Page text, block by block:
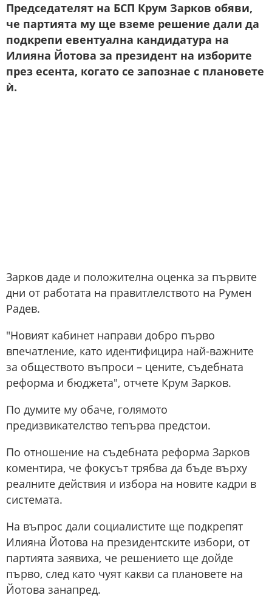
Председателят на БСП Крум Зарков обяви,
че партията му ще вземе решение дали да
подкрепи евентуална кандидатура на
Илияна Йотова за президент на изборите
през есента, когато се запознае с плановете
ѝ.
Зарков даде и положителна оценка за първите
дни от работата на правитлелството на Румен
Радев.
"Новият кабинет направи добро първо
впечатление, като идентифицира най-важните
за обществото въпроси – цените, съдебната
реформа и бюджета", отчете Крум Зарков.
По думите му обаче, голямото
предизвикателство тепърва предстои.
По отношение на съдебната реформа Зарков
коментира, че фокусът трябва да бъде върху
реалните действия и избора на новите кадри в
системата.
На въпрос дали социалистите ще подкрепят
Илияна Йотова на президентските избори, от
партията заявиха, че решението ще дойде
първо, след като чуят какви са плановете на
Йотова занапред.